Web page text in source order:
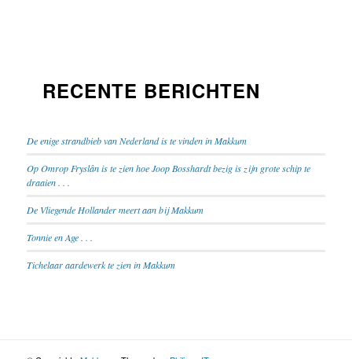
RECENTE BERICHTEN
De enige strandbieb van Nederland is te vinden in Makkum
Op Omrop Fryslân is te zien hoe Joop Bosshardt bezig is zijn grote schip te
draaien . . .
De Vliegende Hollander meert aan bij Makkum
Tonnie en Age . . .
Tichelaar aardewerk te zien in Makkum